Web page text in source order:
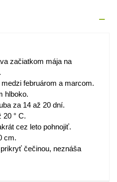
začiatkom mája na
februárom a marcom.
hlboko.
za 14 až 20 dní.
20 ° C.
cez leto pohnojiť.
cm.
čečinou, neznáša